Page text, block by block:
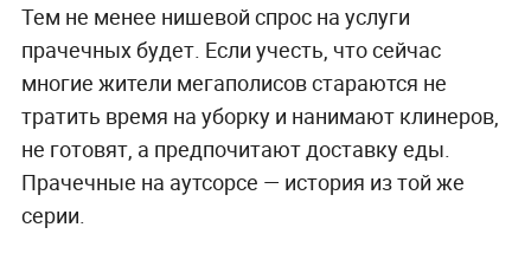
Тем не менее нишевой спрос на услуги
прачечных будет. Если учесть, что сейчас
многие жители мегаполисов стараются не
тратить время на уборку и нанимают клинеров,
не готовят, а предпочитают доставку еды.
Прачечные на аутсорсе — история из той же
серии.